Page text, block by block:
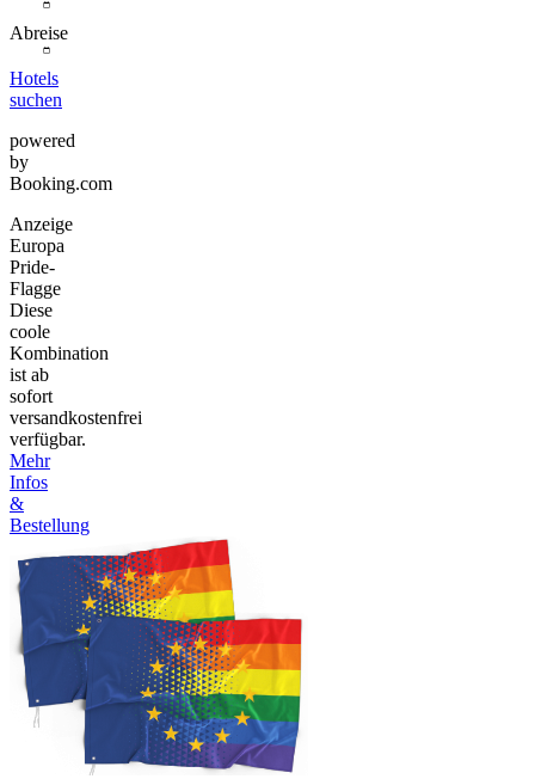
Abreise
Hotels
suchen
powered
by
Booking.com
Anzeige
Europa
Pride-
Flagge
Diese
coole
Kombination
ist ab
sofort
versandkostenfrei
verfügbar.
Mehr
Infos
&
Bestellung